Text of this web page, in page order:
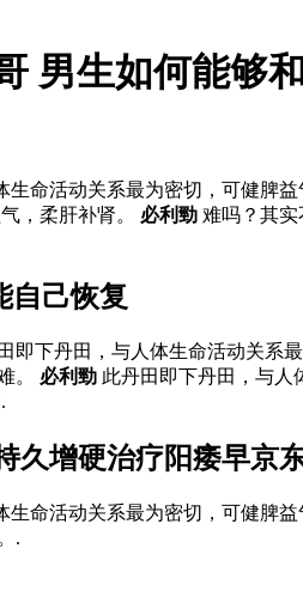
男生如何能够
命活动关系最为密切，可健脾益
，柔肝补肾。 必利勁 难吗？其实
自己恢复
下丹田，与人体生命活动关系
。 必利勁 此丹田即下丹田，与人
久增硬治疗阳痿早京
命活动关系最为密切，可健脾
.